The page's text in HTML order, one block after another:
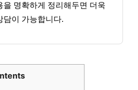
을 명확하게 정리해두면 더욱
담이 가능합니다.